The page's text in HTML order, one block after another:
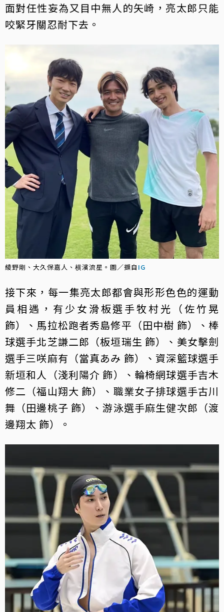
面對任性妄為又目中無人的矢崎，亮太郎只能
咬緊牙關忍耐下去。
綾野剛、大久保嘉人、横濱流星。圖／擷自 IG
接下來，每一集亮太郎都會與形形色色的運動
員相遇，有少女滑板選手牧村光（佐竹晃
飾）、馬拉松跑者秀島修平（田中樹 飾）、棒
球選手北芝謙二郎（板垣瑞生 飾）、美女擊劍
選手三咲麻有（當真あみ 飾）、資深籃球選手
新垣和人（淺利陽介 飾）、輪椅網球選手吉木
修二（福山翔大 飾）、職業女子排球選手古川
舞（田邊桃子 飾）、游泳選手麻生健次郎（渡
邊翔太 飾）。